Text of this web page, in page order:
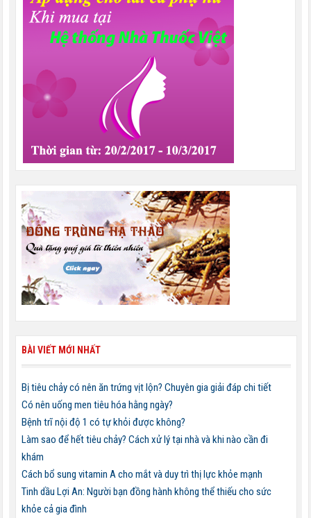
BÀI VIẾT MỚI NHẤT
Bị tiêu chảy có nên ăn trứng vịt lộn? Chuyên gia giải đáp chi tiết
Có nên uống men tiêu hóa hằng ngày?
Bệnh trĩ nội độ 1 có tự khỏi được không?
Làm sao để hết tiêu chảy? Cách xử lý tại nhà và khi nào cần đi
khám
Cách bổ sung vitamin A cho mắt và duy trì thị lực khỏe mạnh
Tinh dầu Lợi An: Người bạn đồng hành không thể thiếu cho sức
khỏe cả gia đình